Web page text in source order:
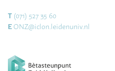
T (071) 527 35 60
E ONZ@iclon.leidenuniv.nl